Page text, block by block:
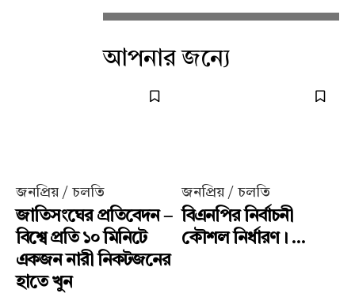
আপনার জন্যে
জনপ্রিয় / চলতি
জাতিসংঘের প্রতিবেদন –
বিশ্বে প্রতি ১০ মিনিটে
একজন নারী নিকটজনের
হাতে খুন
জনপ্রিয় / চলতি
বিএনপির নির্বাচনী
কৌশল নির্ধারণ। ...